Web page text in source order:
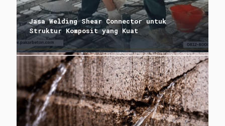
Jasa Welding Shear Connector untuk
Struktur Komposit yang Kuat